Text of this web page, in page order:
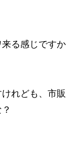
る感じですか
れども、市販